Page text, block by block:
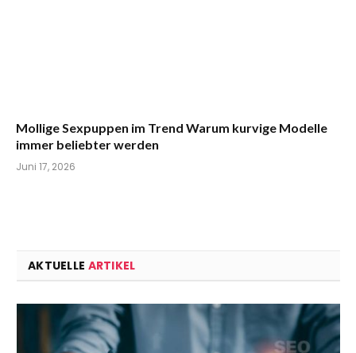
Mollige Sexpuppen im Trend Warum kurvige Modelle
immer beliebter werden
Juni 17, 2026
AKTUELLE ARTIKEL